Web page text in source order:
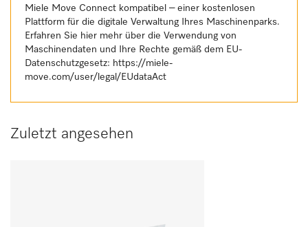
Miele Move Connect kompatibel – einer kostenlosen
Plattform für die digitale Verwaltung Ihres Maschinenparks.
Erfahren Sie hier mehr über die Verwendung von
Maschinendaten und Ihre Rechte gemäß dem EU-
Datenschutzgesetz: https://miele-
move.com/user/legal/EUdataAct
Zuletzt angesehen